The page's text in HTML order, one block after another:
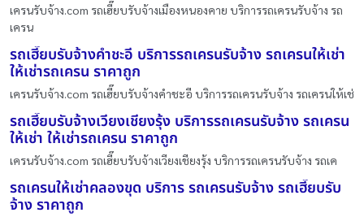
เครนรับจ้าง.com รถเฮี๊ยบรับจ้างเมืองหนองคาย บริการรถเครนรับจ้าง รถ
เครน
รถเฮี๊ยบรับจ้างคำชะอี บริการรถเครนรับจ้าง รถเครนให้เช่า
ให้เช่ารถเครน ราคาถูก
เครนรับจ้าง.com รถเฮี๊ยบรับจ้างคำชะอี บริการรถเครนรับจ้าง รถเครนให้เช่
รถเฮี๊ยบรับจ้างเวียงเชียงรุ้ง บริการรถเครนรับจ้าง รถเครน
ให้เช่า ให้เช่ารถเครน ราคาถูก
เครนรับจ้าง.com รถเฮี๊ยบรับจ้างเวียงเชียงรุ้ง บริการรถเครนรับจ้าง รถเค
รถเครนให้เช่าคลองขุด บริการ รถเครนรับจ้าง รถเฮี๊ยบรับ
จ้าง ราคาถูก